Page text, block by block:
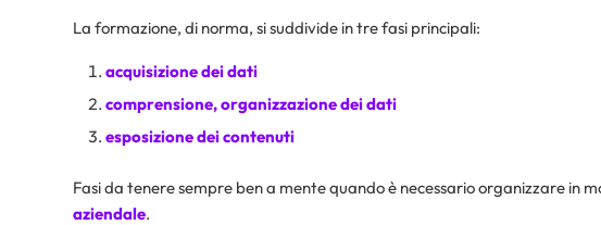
La formazione, di norma, si suddivide in tre fasi principali:
acquisizione dei dati
comprensione, organizzazione dei dati
esposizione dei contenuti
Fasi da tenere sempre ben a mente quando è necessario organizzare in
aziendale.